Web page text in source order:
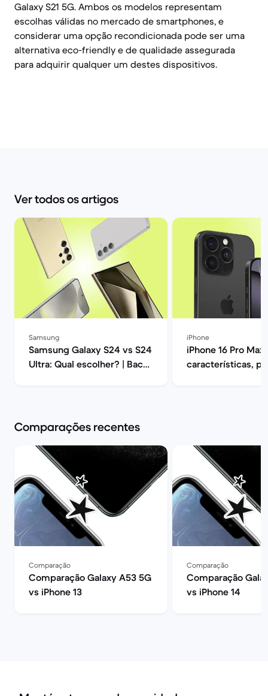
Galaxy S21 5G. Ambos os modelos representam
escolhas válidas no mercado de smartphones, e
considerar uma opção recondicionada pode ser uma
alternativa eco-friendly e de qualidade assegurada
para adquirir qualquer um destes dispositivos.
Ver todos os artigos
Samsung
Samsung Galaxy S24 vs S24
Ultra: Qual escolher? | Back
iPhone
iPhone 16 Pro Max:
características,
Comparações recentes
Comparação
Comparação Galaxy A53 5G
vs iPhone 13
Comparação
Comparação
vs iPhone 14